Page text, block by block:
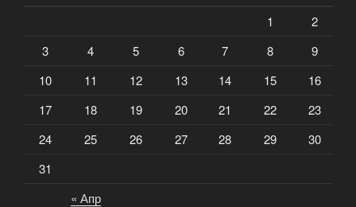
1
2
3
4 5 6 7 8
9
10
11 12 13 14 15
16
17
18 19 20 21 22
23
24
25 26 27 28 29
30
31
« Апр